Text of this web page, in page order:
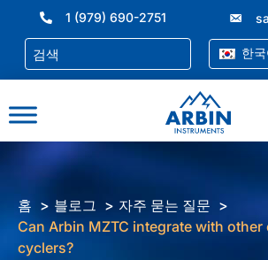
너
1 (979) 690-2751
한국
홈 블로그
자주 묻는 질문
Can Arbin MZTC integrate with other
cyclers?